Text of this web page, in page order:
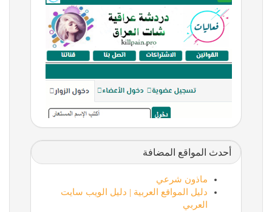
أحدث المواقع المضافة
ماذون شرعي
دليل المواقع العربية | دليل الويب سايت
العربي